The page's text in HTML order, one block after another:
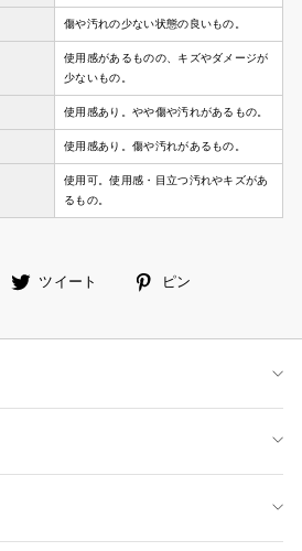
傷や汚れの少ない状態の良いもの。
使用感があるものの、キズやダメージが
少ないもの。
使用感あり。やや傷や汚れがあるもの。
使用感あり。傷や汚れがあるもの。
使用可。使用感・目立つ汚れやキズがあ
るもの。
facebookツイート ピン